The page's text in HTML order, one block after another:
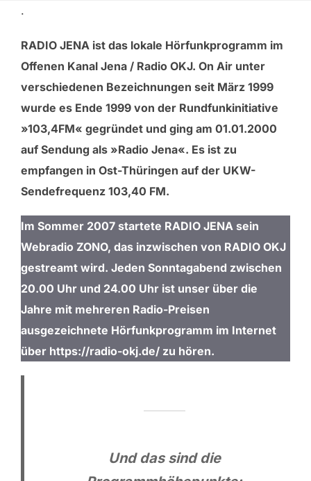
.
RADIO JENA ist das lokale Hörfunkprogramm im
Offenen Kanal Jena / Radio OKJ. On Air unter
verschiedenen Bezeichnungen seit März 1999
wurde es Ende 1999 von der Rundfunkinitiative
»103,4FM« gegründet und ging am 01.01.2000
auf Sendung als »Radio Jena«. Es ist zu
empfangen in Ost-Thüringen auf der UKW-
Sendefrequenz 103,40 FM.
Im Sommer 2007 startete RADIO JENA sein
Webradio ZONO, das inzwischen von RADIO OKJ
gestreamt wird. Jeden Sonntagabend zwischen
20.00 Uhr und 24.00 Uhr ist unser über die
Jahre mit mehreren Radio-Preisen
ausgezeichnete Hörfunkprogramm im Internet
über https://radio-okj.de/ zu hören.
Und das sind die